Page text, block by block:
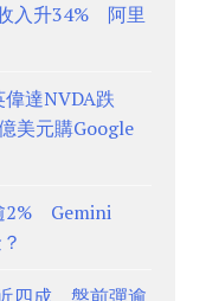
入升34% 阿里
達NVDA跌
美元購Google
2% Gemini